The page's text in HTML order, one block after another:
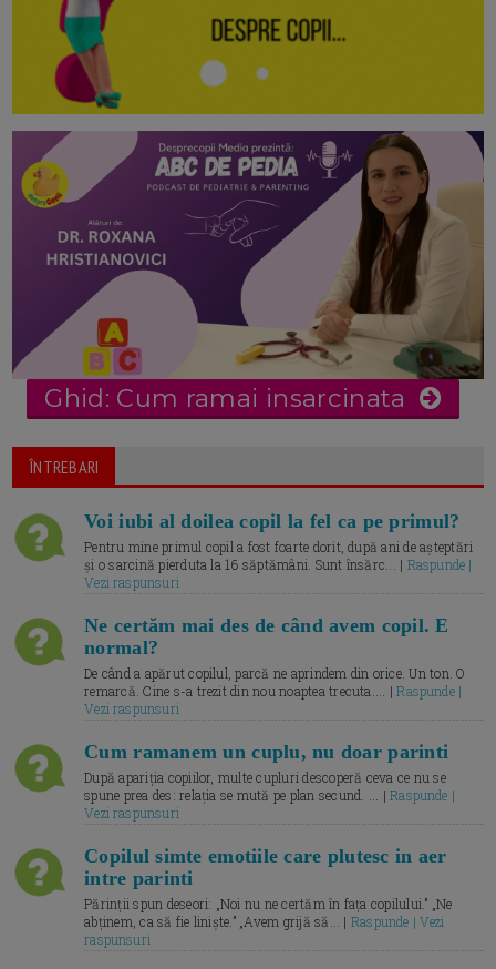
Ghid: Cum ramai insarcinata
ÎNTREBARI
Voi iubi al doilea copil la fel ca pe primul?
Pentru mine primul copil a fost foarte dorit, după ani de așteptări
și o sarcină pierduta la 16 săptămâni. Sunt însărc... | Raspunde |
Vezi raspunsuri
Ne certăm mai des de când avem copil. E
normal?
De când a apărut copilul, parcă ne aprindem din orice. Un ton. O
remarcă. Cine s-a trezit din nou noaptea trecuta.... |Raspunde |
Vezi raspunsuri
Cum ramanem un cuplu, nu doar parinti
După apariția copiilor, multe cupluri descoperă ceva ce nu se
spune prea des: relația se mută pe plan secund. ... |Raspunde |
Vezi raspunsuri
Copilul simte emotiile care plutesc in aer
intre parinti
Părinții spun deseori: „Noi nu ne certăm în fața copilului.” „Ne
abținem, ca să fie liniște.” „Avem grijă să... | Raspunde | Vezi
raspunsuri